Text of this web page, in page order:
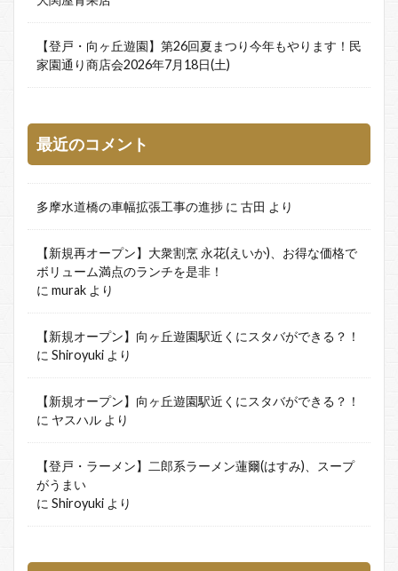
【登戸・向ヶ丘遊園】第26回夏まつり今年もやります！民
家園通り商店会2026年7月18日(土)
最近のコメント
多摩水道橋の車幅拡張工事の進捗 に 古田 より
【新規再オープン】大衆割烹 永花(えいか)、お得な価格で
ボリューム満点のランチを是非！
に murak より
【新規オープン】向ヶ丘遊園駅近くにスタバができる？！
に Shiroyuki より
【新規オープン】向ヶ丘遊園駅近くにスタバができる？！
に ヤスハル より
【登戸・ラーメン】二郎系ラーメン蓮爾(はすみ)、スープ
がうまい
に Shiroyuki より